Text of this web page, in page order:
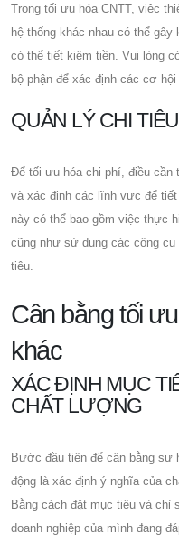
Trong tối ưu hóa CNTT, việc
hệ thống khác nhau có thể
có thể tiết kiệm tiền. Vui lòng
bộ phận để xác định các cơ hội
QUẢN LÝ CHI TIÊU
Để tối ưu hóa chi phí, điều cần
và xác định các lĩnh vực để
này có thể bao gồm việc thực
cũng như sử dụng các công
tiêu.
Cân bằng tối
khác
XÁC ĐỊNH MỤC
CHẤT LƯỢNG
Bước đầu tiên để cân bằng sự
động là xác định ý nghĩa của
Bằng cách đặt mục tiêu và chỉ
doanh nghiệp của mình đang